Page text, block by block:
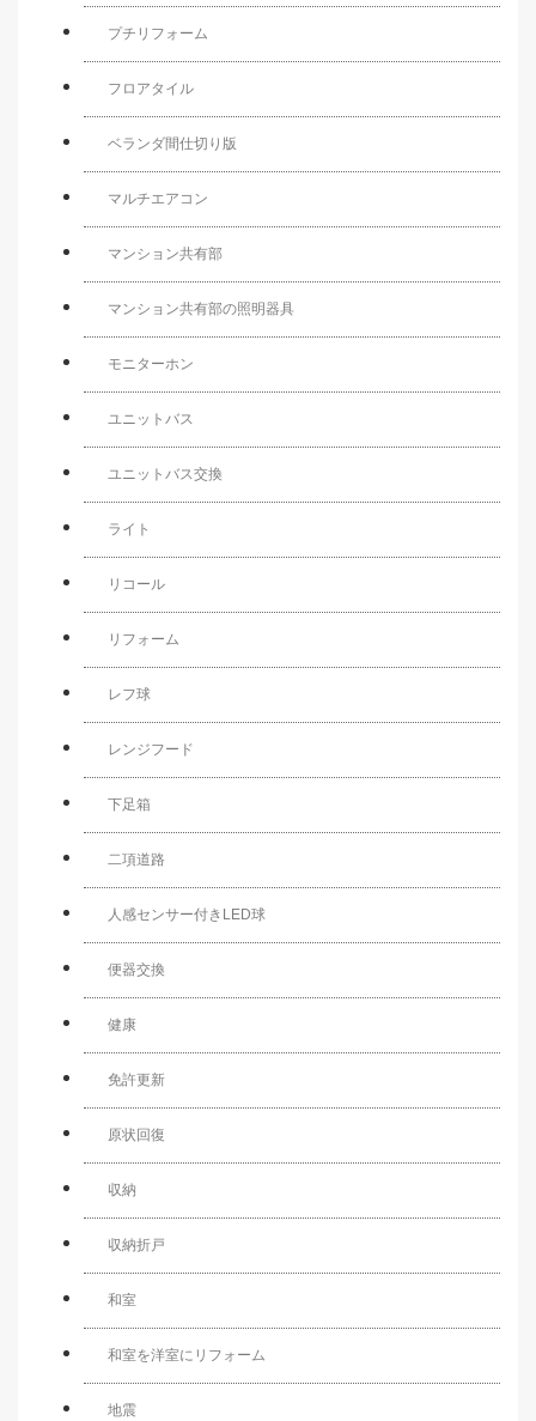
プチリフォーム
フロアタイル
ベランダ間仕切り版
マルチエアコン
マンション共有部
マンション共有部の照明器具
モニターホン
ユニットバス
ユニットバス交換
ライト
リコール
リフォーム
レフ球
レンジフード
下足箱
二項道路
人感センサー付きLED球
便器交換
健康
免許更新
原状回復
収納
収納折戸
和室
和室を洋室にリフォーム
地震